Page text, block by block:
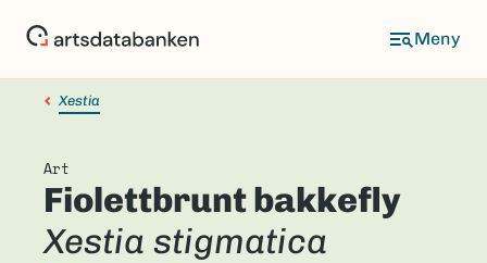
Xestia
Art
Fiolettbrunt bakkefly
Xestia stigmatica